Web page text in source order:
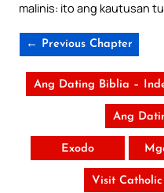
malinis: ito ang kautusan
← Previous Chapter
Ang Dating Biblia –
Ang
Exodo
Visit